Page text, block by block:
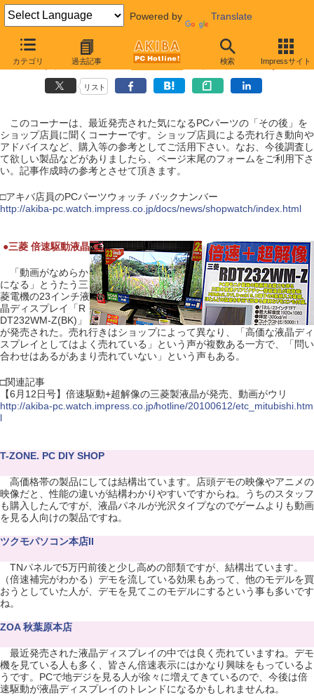
Powered by Translate
カテゴリ 過去記事 検索 Impressサイト
【 2010年7月3日号 】
アキバ店員のPCパーツウォッチ（ 三菱 倍速駆動液晶 ）
リスト
このコーナーは、最近発売された気になるPCパーツの「その後」を
ショップ店員に聞くコーナーです。ショップ店員による売れ行き動向や
アドバイスなど、購入等の参考としてご活用下さい。なお、今後調査し
て欲しい製品などがありましたら、ページ末尾のフォームをご利用下さ
い。記事作成時の参考とさせて頂きます。
□アキバ店員のPCパーツウォッチ バックナンバー
http://akiba-pc.watch.impress.co.jp/docs/news/shopwatch/index.html
●三菱 倍速駆動液晶
「動画がなめらか
になる」とうたう三
菱電機の23インチ液
晶ディスプレイ「R
DT232WM-Z(BK)」
が発売された。売れ行きはショップによって異なり、「高価な液晶ディ
スプレイとしてはよく売れている」という声が複数ある一方で、「問い
合わせはあるがあまり売れていない」という声もある。
□関連記事
【6月12日号】倍速駆動+超解像の三菱製液晶が発売、動画がウリ
http://akiba-pc.watch.impress.co.jp/hotline/20100612/etc_mitubishi.htm
l
T-ZONE. PC DIY SHOP
高価格帯の製品にしては結構出ています。店頭デモの映像やアニメの
映像だと、性能の違いが結構わかりやすいですからね。うちのスタッフ
も購入したんですが、液晶パネルが光沢タイプなのでゲームよりも動画
を見る人向けの製品ですね。
ツクモパソコン本店II
TNパネルで5万円前後と少し高めの部類ですが、結構出ています。
（倍速補完がわかる）デモを流している効果もあって、他のモデルを買
おうとしていた人が、デモを見てこのモデルにするという事も多いです
ね。
ZOA 秋葉原本店
最近発売された液晶ディスプレイの中では良く売れていますね。デモ
機を見ている人も多く、皆さん倍速表示にはかなり興味をもっているよ
うです。PCで地デジを見る人が徐々に増えてきているので、今後は倍
速駆動が液晶ディスプレイのトレンドになるかもしれませんね。